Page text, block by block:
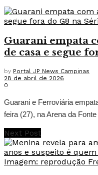
Guarani empata
de casa e segue
by Portal JP News Campinas
28 de abril de 2026
0
Guarani e Ferroviária
feira (27), na Arena da
Next Post